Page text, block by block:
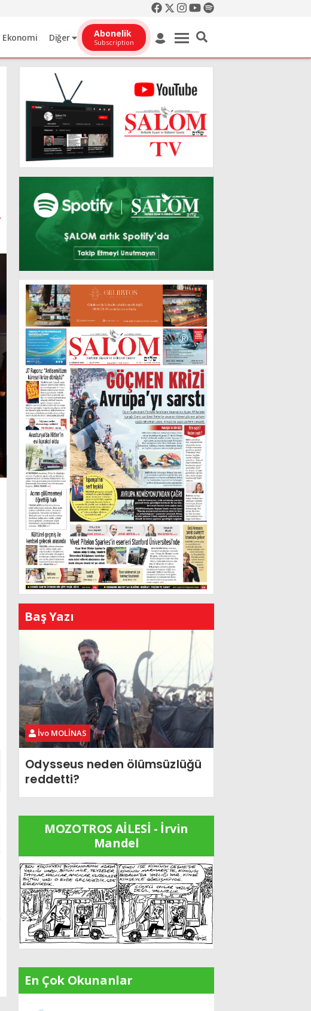
Ekonomi Diğer Abonelik
Subscription
Baş Yazı
İvo MOLİNAS
Odysseus neden ölümsüzlüğü
reddetti?
MOZOTROS AİLESİ - İrvin
Mandel
En Çok Okunanlar